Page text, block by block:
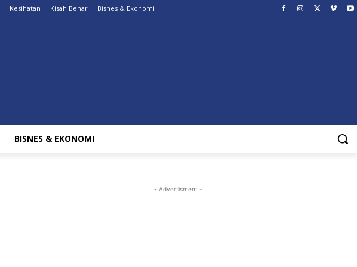
Kesihatan Kisah Benar Bisnes & Ekonomi
BISNES & EKONOMI
- Advertisment -